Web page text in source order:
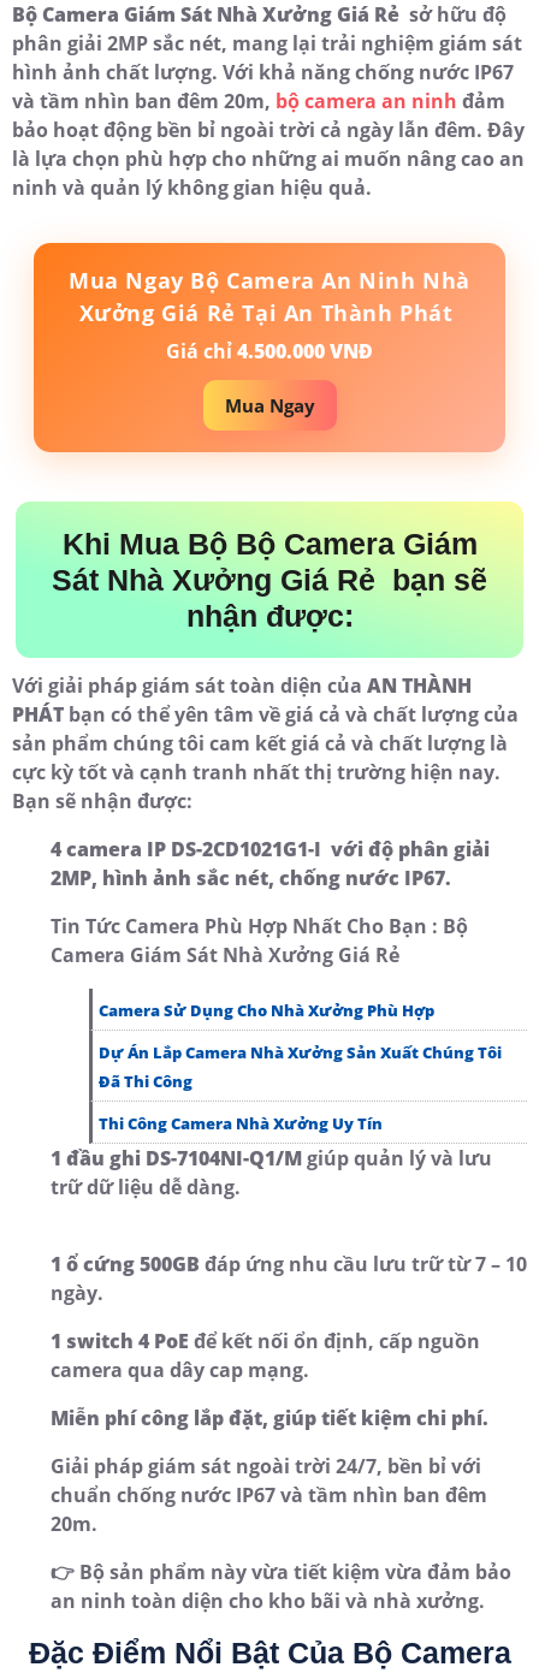
Bộ Camera Giám Sát Nhà Xưởng Giá Rẻ sở hữu độ
phân giải 2MP sắc nét, mang lại trải nghiệm giám sát
hình ảnh chất lượng. Với khả năng chống nước IP67
và tầm nhìn ban đêm 20m, bộ camera an ninh đảm
bảo hoạt động bền bỉ ngoài trời cả ngày lẫn đêm. Đây
là lựa chọn phù hợp cho những ai muốn nâng cao an
ninh và quản lý không gian hiệu quả.
Mua Ngay Bộ Camera An Ninh Nhà
Xưởng Giá Rẻ Tại An Thành Phát
Giá chỉ4.500.000 VNĐ
Mua Ngay
Khi Mua Bộ Bộ Camera Giám
Sát Nhà Xưởng Giá Rẻ bạn sẽ
nhận được:
Với giải pháp giám sát toàn diện của AN THÀNH
PHÁT bạn có thể yên tâm về giá cả và chất lượng của
sản phẩm chúng tôi cam kết giá cả và chất lượng là
cực kỳ tốt và cạnh tranh nhất thị trường hiện nay.
Bạn sẽ nhận được:
4 camera IP DS-2CD1021G1-I với độ phân giải
2MP, hình ảnh sắc nét, chống nước IP67.
Tin Tức Camera Phù Hợp Nhất Cho Bạn : Bộ
Camera Giám Sát Nhà Xưởng Giá Rẻ
Camera Sử Dụng Cho Nhà Xưởng Phù Hợp
Dự Án Lắp Camera Nhà Xưởng Sản Xuất Chúng Tôi
Đã Thi Công
Thi Công Camera Nhà Xưởng Uy Tín
1 đầu ghi DS-7104NI-Q1/Mgiúp quản lý và lưu
trữ dữ liệu dễ dàng.
1 ổ cứng 500GB đáp ứng nhu cầu lưu trữ từ 7 – 10
ngày.
1 switch 4 PoE để kết nối ổn định, cấp nguồn
camera qua dây cap mạng.
Miễn phí công lắp đặt, giúp tiết kiệm chi phí.
Giải pháp giám sát ngoài trời 24/7, bền bỉ với
chuẩn chống nước IP67 và tầm nhìn ban đêm
20m.
👉 Bộ sản phẩm này vừa tiết kiệm vừa đảm bảo
an ninh toàn diện cho kho bãi và nhà xưởng.
Đặc Điểm Nổi Bật Của Bộ Camera